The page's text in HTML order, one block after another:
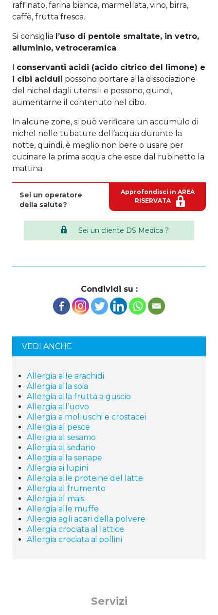
raffinato, farina bianca, marmellata, vino, birra,
caffè, frutta fresca.
Si consiglia l’uso di pentole smaltate, in vetro,
alluminio, vetroceramica.
I conservanti acidi (acido citrico del limone) e
i cibi aciduli possono portare alla dissociazione
del nichel dagli utensili e possono, quindi,
aumentarne il contenuto nel cibo.
In alcune zone, si può verificare un accumulo di
nichel nelle tubature dell’acqua durante la
notte, quindi, è meglio non bere o usare per
cucinare la prima acqua che esce dal rubinetto la
mattina.
Sei un operatore
della salute?
Approfondisci in AREA
RISERVATA
Sei un cliente DS Medica ?
Condividi su :
VEDI ANCHE
Allergia alle arachidi
Allergia alla soia
Allergia alla frutta a guscio
Allergia all’uovo
Allergia a molluschi e crostacei
Allergia al pesce
Allergia al sesamo
Allergia al sedano
Allergia alla senape
Allergia ai lupini
Allergia alle proteine del latte
Allergia al frumento
Allergia al mais
Allergia alle muffe
Allergia agli acari della polvere
Allergia crociata al lattice
Allergia crociata ai pollini
Servizi